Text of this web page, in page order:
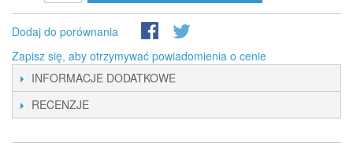
Dodaj do porównania
Zapisz się, aby otrzymywać powiadomienia o cenie
INFORMACJE DODATKOWE
RECENZJE